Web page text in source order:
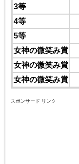
3等
4等
5等
女神の微笑み賞
女神の微笑み賞
女神の微笑み賞
スポンサード リンク